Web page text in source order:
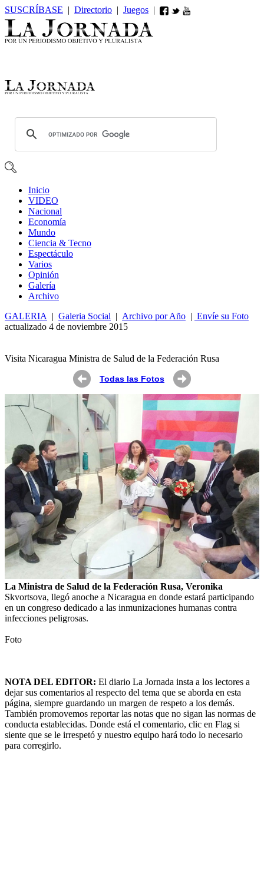
SUSCRÍBASE | Directorio | Juegos |
Inicio
VIDEO
Nacional
Economía
Mundo
Ciencia & Tecno
Espectáculo
Varios
Opinión
Galería
Archivo
GALERIA
| Galeria Social | Archivo por Año | Envíe su Foto
actualizado 4 de noviembre 2015
Visita Nicaragua Ministra de Salud de la Federación Rusa
Todas las Fotos
La Ministra de Salud de la Federación Rusa, Veronika
Skvortsova, llegó anoche a Nicaragua en donde estará participando
en un congreso dedicado a las inmunizaciones humanas contra
infecciones peligrosas.
Foto
NOTA DEL EDITOR: El diario La Jornada insta a los lectores a
dejar sus comentarios al respecto del tema que se aborda en esta
página, siempre guardando un margen de respeto a los demás.
También promovemos reportar las notas que no sigan las normas de
conducta establecidas. Donde está el comentario, clic en Flag si
siente que se le irrespetó y nuestro equipo hará todo lo necesario
para corregirlo.